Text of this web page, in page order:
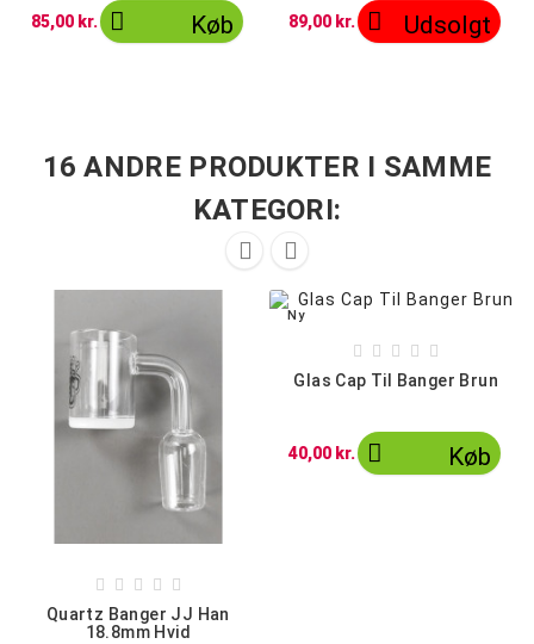
85,00 kr.  Køb 89,00 kr.  Udsolgt
16 ANDRE PRODUKTER I SAMME
KATEGORI:
 
    
Quartz Banger JJ Han
18.8mm Hvid
Ny
    
Glas Cap Til Banger Brun
40,00 kr.  Køb